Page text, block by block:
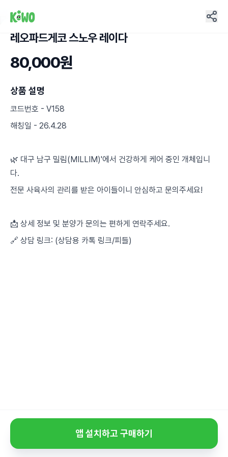
레오파드게코 스노우 레이다
80,000원
상품 설명
코드번호 - V158
해칭일 - 26.4.28
🌿 대구 남구 밀림(MILLIM)'에서 건강하게 케어 중인 개체입니
다.
전문 사육사의 관리를 받은 아이들이니 안심하고 문의주세요!
📩 상세 정보 및 분양가 문의는 편하게 연락주세요.
🔗 상담 링크: (상담용 카톡 링크/피들)
앱 설치하고 구매하기